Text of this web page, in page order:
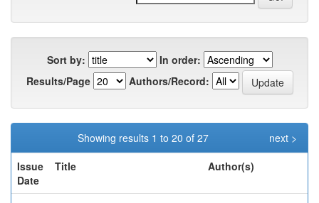
Sort by:
In order:
Results/Page
Authors/Record:
Showing results 1 to 20 of 27
next >
Issue
Date
Title Author(s)